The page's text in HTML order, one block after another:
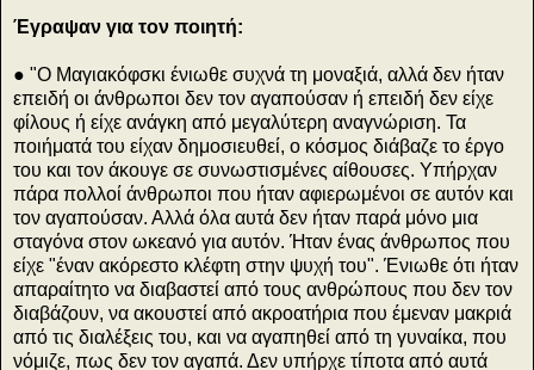
Έγραψαν για τον ποιητή:
● "Ο Μαγιακόφσκι ένιωθε συχνά τη μοναξιά, αλλά δεν ήταν
επειδή οι άνθρωποι δεν τον αγαπούσαν ή επειδή δεν είχε
φίλους ή είχε ανάγκη από μεγαλύτερη αναγνώριση. Τα
ποιήματά του είχαν δημοσιευθεί, ο κόσμος διάβαζε το έργο
του και τον άκουγε σε συνωστισμένες αίθουσες. Υπήρχαν
πάρα πολλοί άνθρωποι που ήταν αφιερωμένοι σε αυτόν και
τον αγαπούσαν. Αλλά όλα αυτά δεν ήταν παρά μόνο μια
σταγόνα στον ωκεανό για αυτόν. Ήταν ένας άνθρωπος που
είχε "έναν ακόρεστο κλέφτη στην ψυχή του". Ένιωθε ότι ήταν
απαραίτητο να διαβαστεί από τους ανθρώπους που δεν τον
διαβάζουν, να ακουστεί από ακροατήρια που έμεναν μακριά
από τις διαλέξεις του, και να αγαπηθεί από τη γυναίκα, που
νόμιζε, πως δεν τον αγαπά. Δεν υπήρχε τίποτα από αυτά